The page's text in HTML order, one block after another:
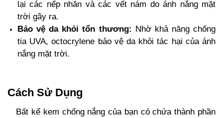
lại các nếp nhăn và các vết nám do ánh nắng mặt
trời gây ra.
Bảo vệ da khỏi tổn thương: Nhờ khả năng chống
tia UVA, octocrylene bảo vệ da khỏi tác hại của ánh
nắng mặt trời.
Cách Sử Dụng
Bất kể kem chống nắng của bạn có chứa thành phần